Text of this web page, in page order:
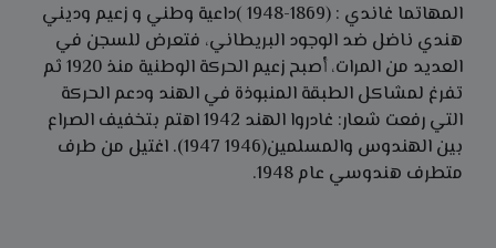
المهاتما غاندي : (1869-1948 )داعية وطني و زعيم وديني
هندي ناضل ضد الوجود البريطاني، فتعرض للسجن في
العديد من المرات، أصبح زعيم الحركة الوطنية منذ 1920 ثم
تفرغ لمشاكل الطبقة المنبوذة في الهند ودعم الحركة
التي رفعت شعار: غادروا الهند 1942 اهتم بتخفيف الصراع
بين الهندوس والمسلمين(1946 1947). اغتيل من طرف
متطرف هندوسي عام 1948.